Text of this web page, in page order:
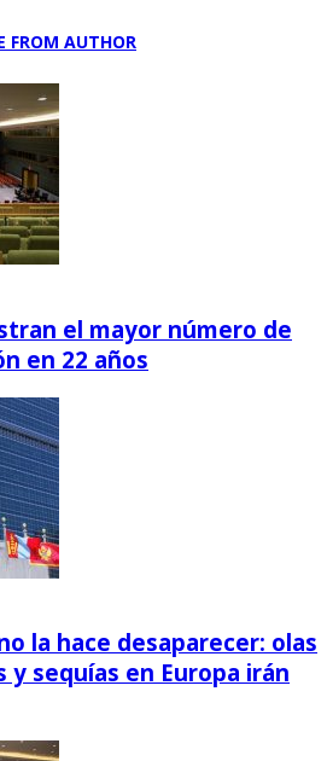
FROM AUTHOR
el mayor número de
en 22 años
la hace desaparecer: olas
y sequías en Europa irán